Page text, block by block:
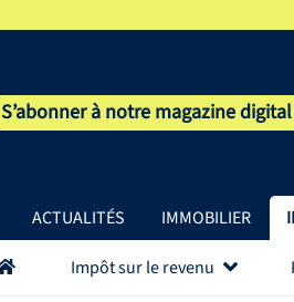
S’abonner à notre magazine digital
ACTUALITÉS IMMOBILIER
Impôt sur le revenu